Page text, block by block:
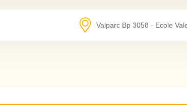
Valparc Bp 3058 - Ecole